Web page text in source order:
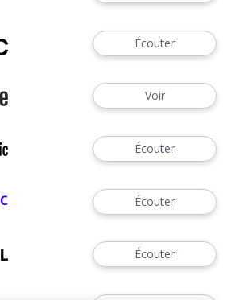
Écouter
Voir
Écouter
Écouter
Écouter